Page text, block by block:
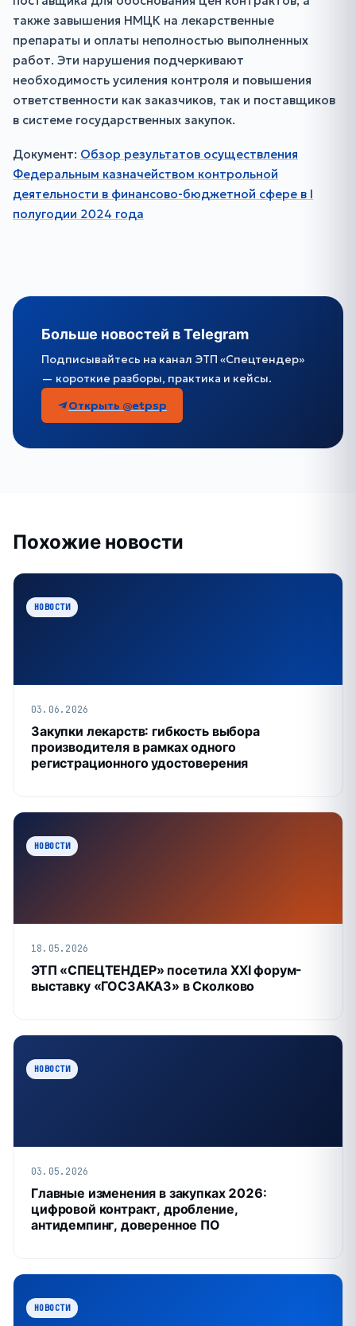
также завышения НМЦК на лекарственные
препараты и оплаты неполностью выполненных
работ. Эти нарушения подчеркивают
необходимость усиления контроля и повышения
ответственности как заказчиков, так и поставщиков
в системе государственных закупок.
Документ: Обзор результатов осуществления
Федеральным казначейством контрольной
деятельности в финансово-бюджетной сфере в I
полугодии 2024 года
Больше новостей в Telegram
Подписывайтесь на канал ЭТП «Спецтендер»
— короткие разборы, практика и кейсы.
Открыть @etpsp
Похожие новости
НОВОСТИ
03.06.2026
Закупки лекарств: гибкость выбора
производителя в рамках одного
регистрационного удостоверения
НОВОСТИ
18.05.2026
ЭТП «СПЕЦТЕНДЕР» посетила XXI форум-
выставку «ГОСЗАКАЗ» в Сколково
НОВОСТИ
03.05.2026
Главные изменения в закупках 2026:
цифровой контракт, дробление,
антидемпинг, доверенное ПО
НОВОСТИ